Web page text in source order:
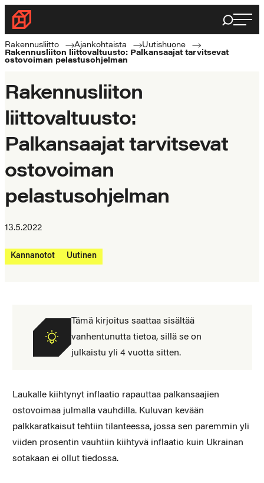
Siirry
suoraan
sisältöön
Rakennusliitto
Rakennusalan
ammattilaisten
Haku
Rakennusliitto Ajankohtaista
Uutishuone
Rakennusliiton liittovaltuusto: Palkansaajat tarvitsevat
ostovoiman pelastusohjelman
Rakennusliiton
liittovaltuusto:
Palkansaajat tarvitsevat
ostovoiman
pelastusohjelman
13.5.2022
Kannanotot Uutinen
Tämä kirjoitus saattaa sisältää
vanhentunutta tietoa, sillä se on
julkaistu yli 4 vuotta sitten.
Laukalle kiihtynyt inflaatio rapauttaa palkansaajien
ostovoimaa julmalla vauhdilla. Kuluvan kevään
palkkaratkaisut tehtiin tilanteessa, jossa sen paremmin yli
viiden prosentin vauhtiin kiihtyvä inflaatio kuin Ukrainan
sotakaan ei ollut tiedossa.